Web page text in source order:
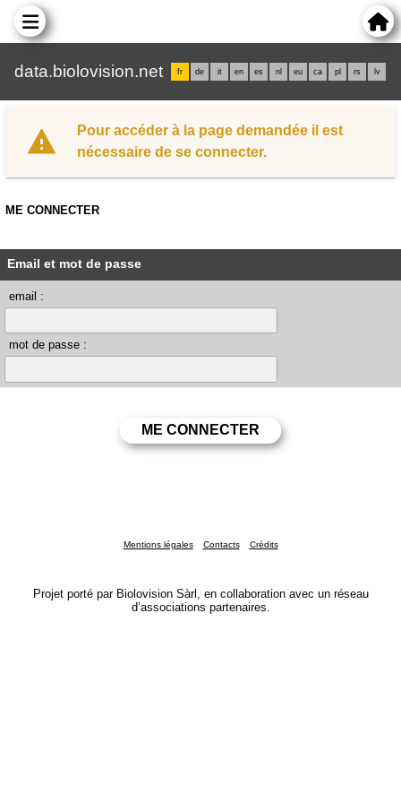
data.biolovision.net fr de it en es nl eu ca pl rs lv
Pour accéder à la page demandée il est
nécessaire de se connecter.
ME CONNECTER
Email et mot de passe
email :
mot de passe :
Mentions légales Contacts Crédits
Projet porté par Biolovision Sàrl, en collaboration avec un réseau
d’associations partenaires.